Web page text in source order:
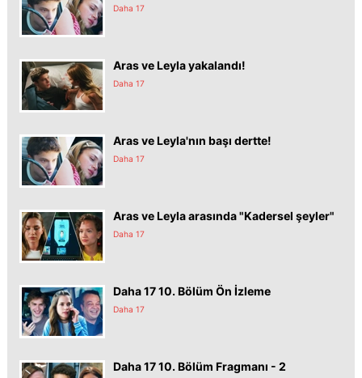
Daha 17
Aras ve Leyla yakalandı!
Daha 17
Aras ve Leyla'nın başı dertte!
Daha 17
Aras ve Leyla arasında "Kadersel şeyler"
Daha 17
Daha 17 10. Bölüm Ön İzleme
Daha 17
Daha 17 10. Bölüm Fragmanı - 2